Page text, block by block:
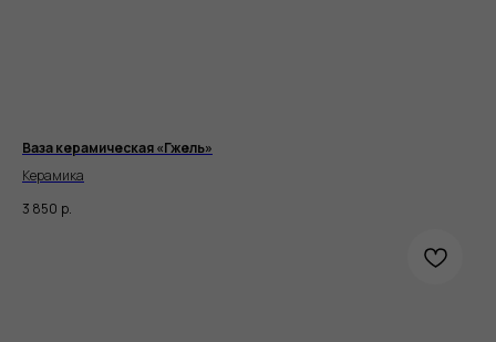
Ваза керамическая «Гжель»
Керамика
3 850 р.